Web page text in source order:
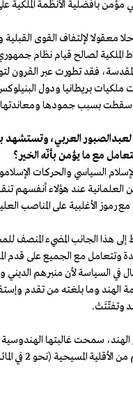
بأفضلية الأنظمة الملكية
معقولا لإلتفاف القوى
الملكية لصالح قيام نظام
فقد تطورت عبر
ملكيات بريطانيا ودول
سقطت بسبب جمودها
العربي، وتستشهد
مع ما يؤمن بأنّه الخير؟
الإسلام السياسي والحركات
عند هؤلاء أنفسهم
الأغلبية على المناصب
هذا الجانب المضيء المنصف
مع الجميع على قدم
في السياسة لأن منبرهم
الهند وما بلغته من تقدم
وتفتّتَتْ.
السيخية